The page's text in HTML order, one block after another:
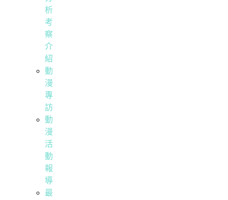
析
考
察
介
紹
動
漫
專
訪
動
漫
活
動
報
導
最